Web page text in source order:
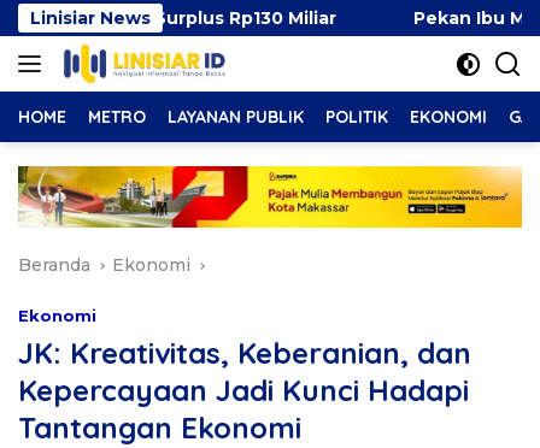
Langsung
ke
konten
Linisiar News
Surplus Rp130 Miliar Pekan Ibu Menyusui
HOME METRO LAYANAN PUBLIK POLITIK EKONOMI
Beranda Ekonomi
Ekonomi
JK: Kreativitas, Keberanian, dan
Kepercayaan Jadi Kunci Hadapi
Tantangan Ekonomi